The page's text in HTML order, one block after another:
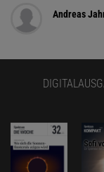
Andreas